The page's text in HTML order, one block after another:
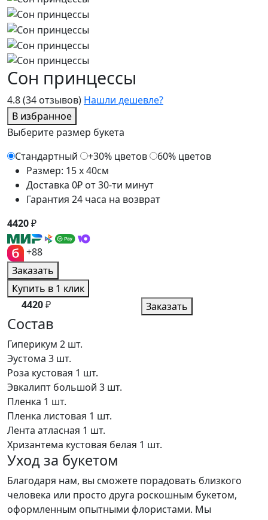
4.8(34 отзывов) Нашли дешевле?
В избранное
Сон принцессы
Выберите размер букета
Стандартный
+30% цветов
60% цветов
Размер: 15 x 40см
Доставка 0₽ от 30-ти минут
Гарантия 24 часа на возврат
4420₽
+88
Заказать
Купить в 1 клик
4420₽ Заказать
Состав
Гиперикум 2 шт.
Эустома 3 шт.
Роза кустовая 1 шт.
Эвкалипт большой 3 шт.
Пленка 1 шт.
Пленка листовая 1 шт.
Лента атласная 1 шт.
Хризантема кустовая белая 1 шт.
Уход за букетом
Благодаря нам, вы сможете порадовать близкого
человека или просто друга роскошным букетом,
оформленным опытными флористами. Мы